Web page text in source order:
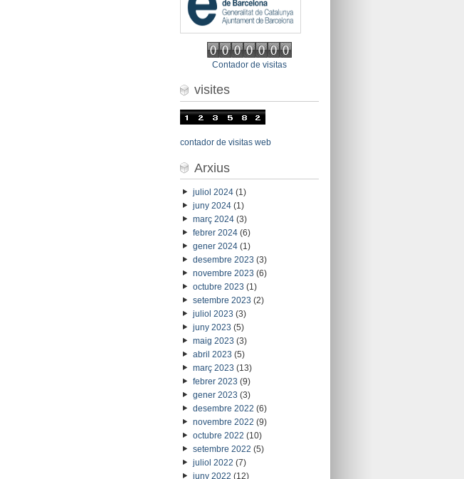
Contador de visitas
visites
contador de visitas web
Arxius
juliol 2024(1)
juny 2024(1)
març 2024(3)
febrer 2024(6)
gener 2024(1)
desembre 2023 (3)
novembre 2023 (6)
octubre 2023 (1)
setembre 2023 (2)
juliol 2023 (3)
juny 2023 (5)
maig 2023 (3)
abril 2023 (5)
març 2023 (13)
febrer 2023 (9)
gener 2023 (3)
desembre 2022 (6)
novembre 2022 (9)
octubre 2022 (10)
setembre 2022 (5)
juliol 2022 (7)
juny 2022 (12)